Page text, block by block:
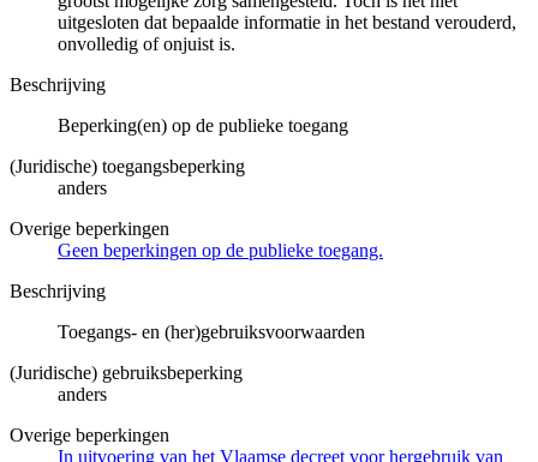
uitgesloten dat bepaalde informatie in het bestand verouderd,
onvolledig of onjuist is.
Beschrijving
Beperking(en) op de publieke toegang
(Juridische) toegangsbeperking
anders
Overige beperkingen
Geen beperkingen op de publieke toegang.
Beschrijving
Toegangs- en (her)gebruiksvoorwaarden
(Juridische) gebruiksbeperking
anders
Overige beperkingen
In uitvoering van het Vlaamse decreet voor hergebruik van